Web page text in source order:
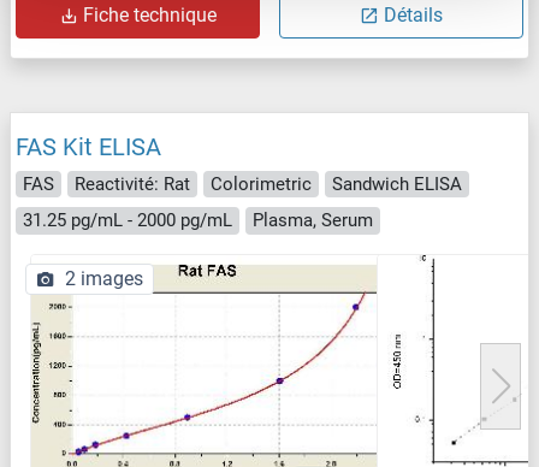
Fiche technique Détails
FAS Kit ELISA
FAS Reactivité: Rat Colorimetric
Sandwich ELISA
31.25 pg/mL - 2000 pg/mL
Plasma, Serum
2 images